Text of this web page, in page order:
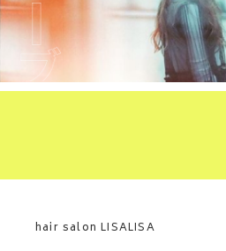
hair salon LISALISA